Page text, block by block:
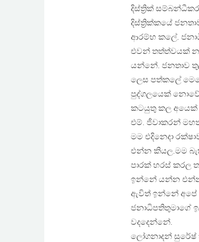
දිස්ත්‍රික්
දිස්ත්‍රික්කයේ
ආරම්භ කලේ.
එවන් තත්ත්වයක්
යන්නේ. ජනතාව
ලෙස පත්කලේ
පුද්ගලයෙක්
කටයුතු කල අයෙක්
එම්. ජීවාකරන්
මම එදිනෙදා
එන්න කියල.මම
පාරක් හරස් කරල
ඉන්නේ යන්න එන්න
ඇවිත් ඉන්නේ අපේ
ජනාධිපතිතුමාගේ
වදදෙන්නේ.
ලෝගනාදන් සුරේෂ්